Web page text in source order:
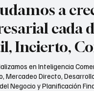
a
cada
Incierto,
en Inteligencia
Mercadeo Directo,
Negocio y Planificación